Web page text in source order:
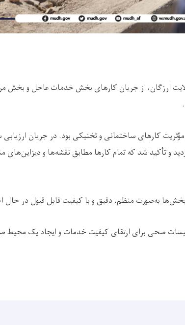
ارزگان، از جریان کارهای بخش خدمات عاجل و بخش
کارهای ساختمانی و تخنیکی بود. در جریان
و تأکید شد که تمام کارها مطابق نقشه‌ها و دیزاین‌های
به‌صورت منظم، دقیق و با کیفیت قابل قبول در حال
صحی برای ارتقای کیفیت خدمات و ایجاد یک محیط